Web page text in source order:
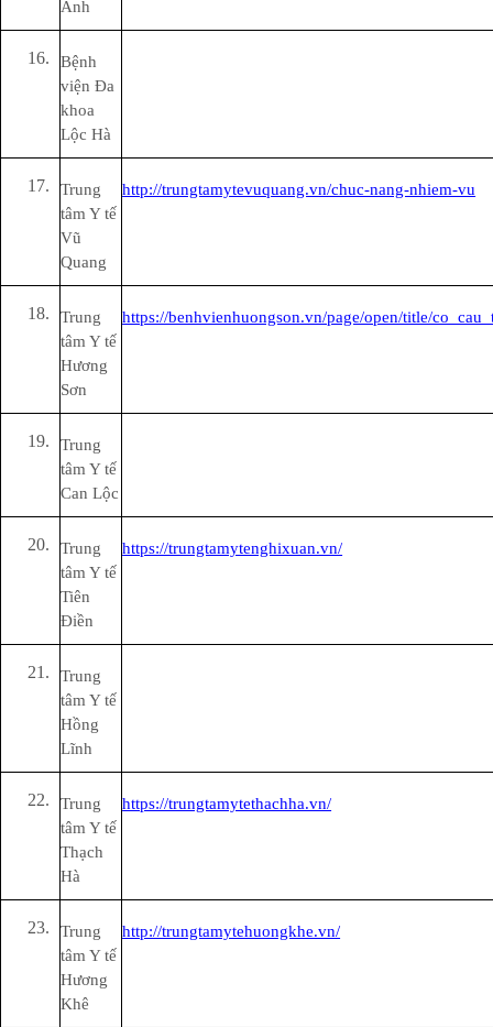
Anh
Bệnh
viện Đa
khoa
Lộc Hà
Trung
tâm Y tế
Vũ
Quang
http://trungtamytevuquang.vn/chuc-nang-nhiem-vu
Trung
tâm Y tế
Hương
Sơn
https://benhvienhuongson.vn/page/open/title/
Trung
tâm Y tế
Can Lộc
Trung
tâm Y tế
Tiên
Điền
https://trungtamytenghixuan.vn/
Trung
tâm Y tế
Hồng
Lĩnh
Trung
tâm Y tế
Thạch
Hà
https://trungtamytethachha.vn/
Trung
tâm Y tế
Hương
Khê
http://trungtamytehuongkhe.vn/